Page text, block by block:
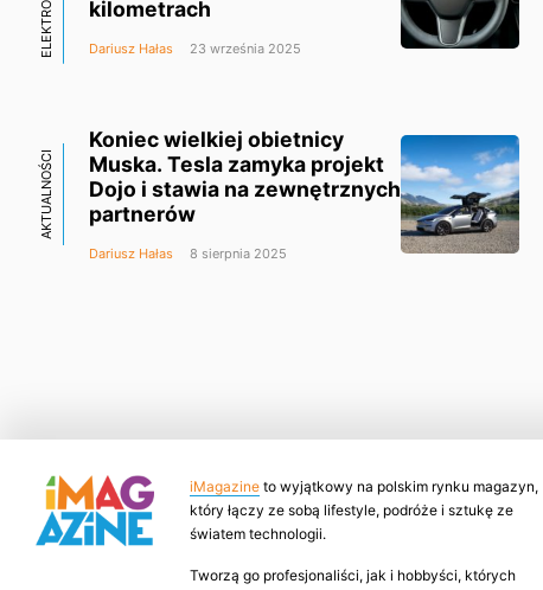
kilometrach
Dariusz Hałas 23 września 2025
AKTUALNOŚCI
Koniec wielkiej obietnicy
Muska. Tesla zamyka projekt
Dojo i stawia na zewnętrznych
partnerów
Dariusz Hałas 8 sierpnia 2025
iMagazine to wyjątkowy na polskim rynku magazyn,
który łączy ze sobą lifestyle, podróże i sztukę ze
światem technologii.
Tworzą go profesjonaliści, jak i hobbyści, których